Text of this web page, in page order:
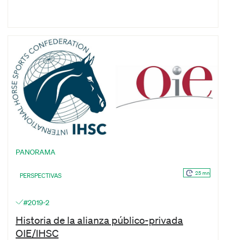
PANORAMA
PERSPECTIVAS 25 mn
#2019-2
Historia de la alianza público-privada
OIE/IHSC